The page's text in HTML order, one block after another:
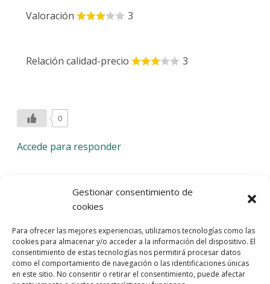
Gestionar consentimiento de
cookies
Para ofrecer las mejores experiencias, utilizamos tecnologías como las
cookies para almacenar y/o acceder a la información del dispositivo. El
consentimiento de estas tecnologías nos permitirá procesar datos
como el comportamiento de navegación o las identificaciones únicas
en este sitio. No consentir o retirar el consentimiento, puede afectar
Valoración 3
Relación calidad-precio 3
0
Accede para responder
Deja una respuesta
comentario.
Entra con tu red social
He leído y acepto laPolítica de Privacidad